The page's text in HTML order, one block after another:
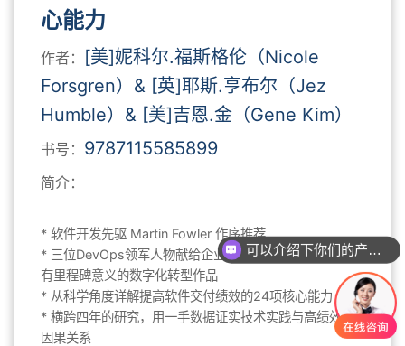
心能力
作者： [美]妮科尔.福斯格伦（Nicole
Forsgren）& [英]耶斯.亨布尔（Jez
Humble）& [美]吉恩.金（Gene Kim）
书号： 9787115585899
简介：
* 软件开发先驱 Martin Fowler 作序推荐
* 三位DevOps领军人物献给企业数字化转型的力作，具
有里程碑意义的数字化转型作品
* 从科学角度详解提高软件交付绩效的24项核心能力
* 横跨四年的研究，用一手数据证实技术实践与高绩效的
因果关系
可以介绍下你们的产品么？